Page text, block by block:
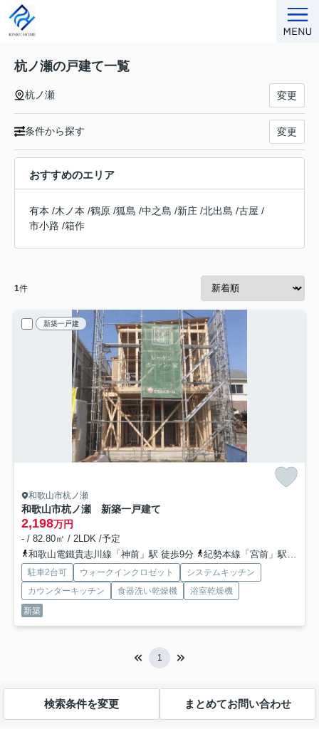
杭ノ瀬の戸建て一覧
杭ノ瀬 変更
条件から探す 変更
おすすめのエリア
有本 /木ノ本 /鶴原 /狐島 /中之島 /新庄 /北出島 /古屋 /
市小路 /箱作
1件
新築一戸建
和歌山市杭ノ瀬
和歌山市杭ノ瀬 新築一戸建て
2,198万円
- / 82.80㎡ / 2LDK /予定
和歌山電鐵貴志川線「神前」駅 徒歩9分
紀勢本線「宮前」駅 徒歩16分
駐車2台可 ウォークインクロゼット
システムキッチン
カウンターキッチン
食器洗い乾燥機
浴室乾燥機
新築
1
検索条件を変更 まとめてお問い合わせ